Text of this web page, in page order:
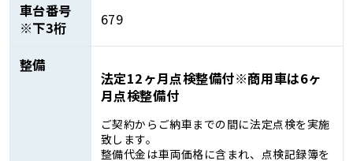
車台番号
※下3桁
679
整備
法定12ヶ月点検整備付※商用車は6ヶ
月点検整備付
ご契約からご納車までの間に法定点検を実施
致します。
整備代金は車両価格に含まれ、点検記録簿を